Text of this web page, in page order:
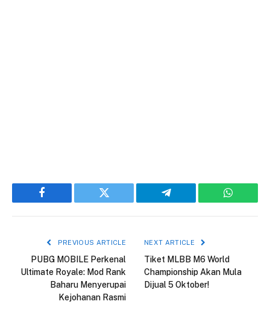
Facebook Twitter Telegram
PREVIOUS ARTICLE
PUBG MOBILE Perkenal
Ultimate Royale: Mod Rank
Baharu Menyerupai
Kejohanan Rasmi
NEXT ARTICLE
Tiket MLBB M6 World
Championship Akan Mula
Dijual 5 Oktober!